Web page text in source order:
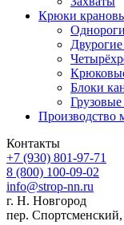
Крюки
Блоки
Производство
Контакты
+7 (930) 801-97-71
8 (800) 100-09-02
info@strop-nn.ru
г. Н. Новгород
пер. Спортсменский,